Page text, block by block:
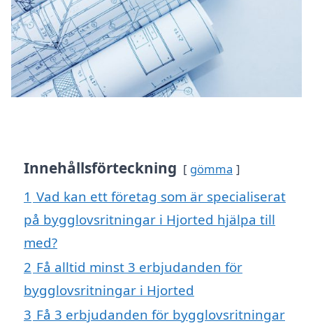
Innehållsförteckning gömma
1 Vad kan ett företag som är specialiserat
på bygglovsritningar i Hjorted hjälpa till
med?
2 Få alltid minst 3 erbjudanden för
bygglovsritningar i Hjorted
3 Få 3 erbjudanden för bygglovsritningar